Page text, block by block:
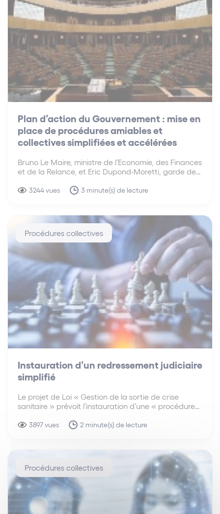
Plan d’action du Gouvernement : mise en
place de procédures amiables et
collectives simplifiées et accélérées
Bruno Le Maire, ministre de l’Economie, des Finances
et de la Relance, et Eric Dupond-Moretti, garde des
2021 un plan d’action pour accompagner les
3244 vues 3 minute(s) de lecture
Procédures collectives
Instauration d’un redressement judiciaire
simplifié
Le projet de Loi « Gestion de la sortie de crise
sanitaire » prévoit l’instauration d’une « procédure
redressement judiciaire simplifié et accéléré, conçu
3897 vues 2 minute(s) de lecture
Procédures collectives